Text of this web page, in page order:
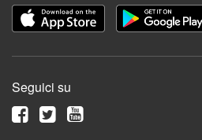
Seguici su